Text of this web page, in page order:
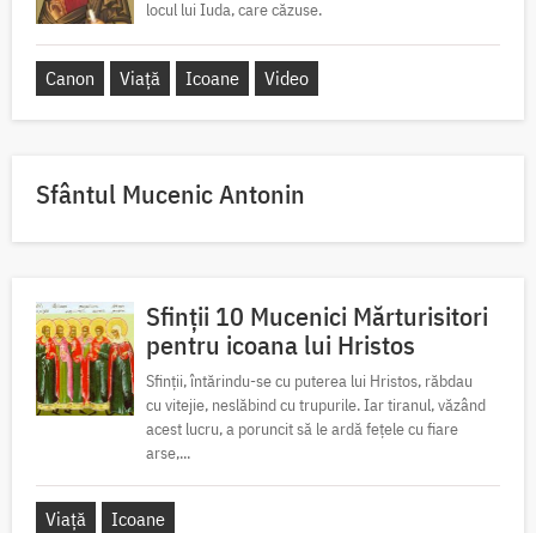
locul lui Iuda, care căzuse.
Canon Viață Icoane Video
Sfântul Mucenic Antonin
Sfinții 10 Mucenici Mărturisitori
pentru icoana lui Hristos
Sfinții, întărindu-se cu puterea lui Hristos, răbdau
cu vitejie, neslăbind cu trupurile. Iar tiranul, văzând
acest lucru, a poruncit să le ardă fețele cu fiare
arse,...
Viață Icoane